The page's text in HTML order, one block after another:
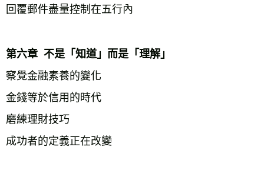
回覆郵件盡量控制在五行內
第六章  不是「知道」而是「理解」
察覺金融素養的變化
金錢等於信用的時代
磨練理財技巧
成功者的定義正在改變